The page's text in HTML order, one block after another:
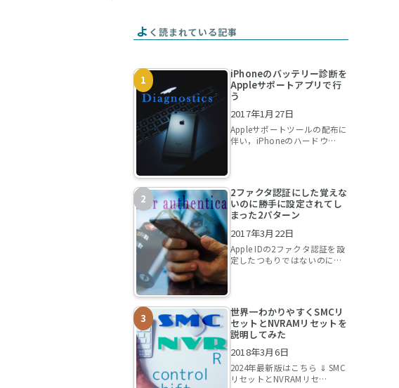
よ く読まれている記事
iPhoneのバッテリー診断を
Appleサポートアプリで行
う
2017年1月27日
Appleサポートツールの配布に
伴い，iPhoneのハードウ…
2ファクタ認証にした覚えな
いのに勝手に設定されてし
まった2パターン
2017年3月22日
Apple IDの2ファクタ認証を設
定したつもりではないのに…
世界一わかりやすくSMCリ
セットとNVRAMリセットを
説明してみた
2018年3月6日
2024年最新版はこちら ⇓ SMC
リセットとNVRAMリセ…